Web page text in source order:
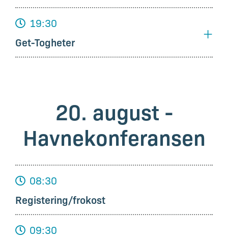
19:30
Get-Togheter
+
20. august -
Havnekonferansen
08:30
Registering/frokost
09:30